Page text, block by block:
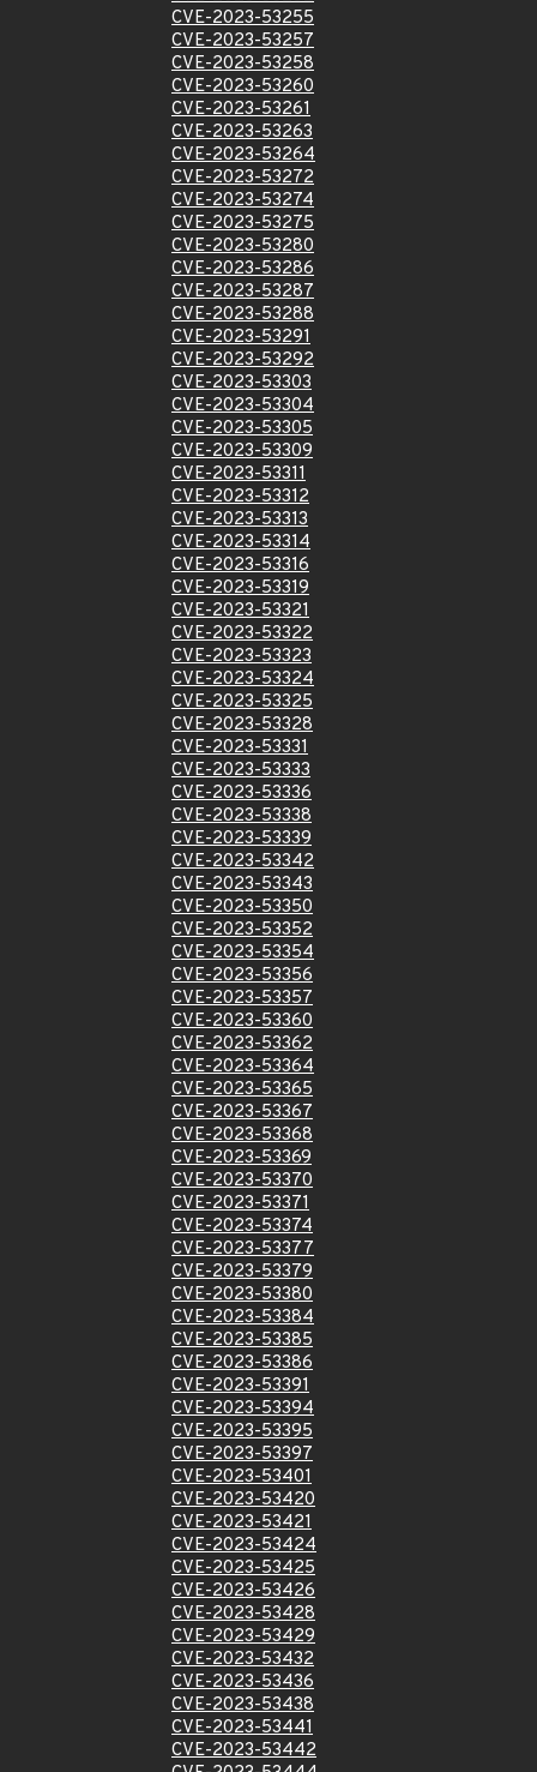
CVE-2023-53255
CVE-2023-53257
CVE-2023-53258
CVE-2023-53260
CVE-2023-53261
CVE-2023-53263
CVE-2023-53264
CVE-2023-53272
CVE-2023-53274
CVE-2023-53275
CVE-2023-53280
CVE-2023-53286
CVE-2023-53287
CVE-2023-53288
CVE-2023-53291
CVE-2023-53292
CVE-2023-53303
CVE-2023-53304
CVE-2023-53305
CVE-2023-53309
CVE-2023-53311
CVE-2023-53312
CVE-2023-53313
CVE-2023-53314
CVE-2023-53316
CVE-2023-53319
CVE-2023-53321
CVE-2023-53322
CVE-2023-53323
CVE-2023-53324
CVE-2023-53325
CVE-2023-53328
CVE-2023-53331
CVE-2023-53333
CVE-2023-53336
CVE-2023-53338
CVE-2023-53339
CVE-2023-53342
CVE-2023-53343
CVE-2023-53350
CVE-2023-53352
CVE-2023-53354
CVE-2023-53356
CVE-2023-53357
CVE-2023-53360
CVE-2023-53362
CVE-2023-53364
CVE-2023-53365
CVE-2023-53367
CVE-2023-53368
CVE-2023-53369
CVE-2023-53370
CVE-2023-53371
CVE-2023-53374
CVE-2023-53377
CVE-2023-53379
CVE-2023-53380
CVE-2023-53384
CVE-2023-53385
CVE-2023-53386
CVE-2023-53391
CVE-2023-53394
CVE-2023-53395
CVE-2023-53397
CVE-2023-53401
CVE-2023-53420
CVE-2023-53421
CVE-2023-53424
CVE-2023-53425
CVE-2023-53426
CVE-2023-53428
CVE-2023-53429
CVE-2023-53432
CVE-2023-53436
CVE-2023-53438
CVE-2023-53441
CVE-2023-53442